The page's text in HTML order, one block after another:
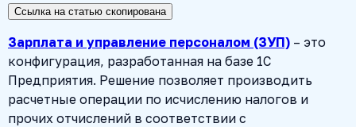
Ссылка на статью скопирована
Зарплата и управление персоналом (ЗУП) – это
конфигурация, разработанная на базе 1С
Предприятия. Решение позволяет производить
расчетные операции по исчислению налогов и
прочих отчислений в соответствии с